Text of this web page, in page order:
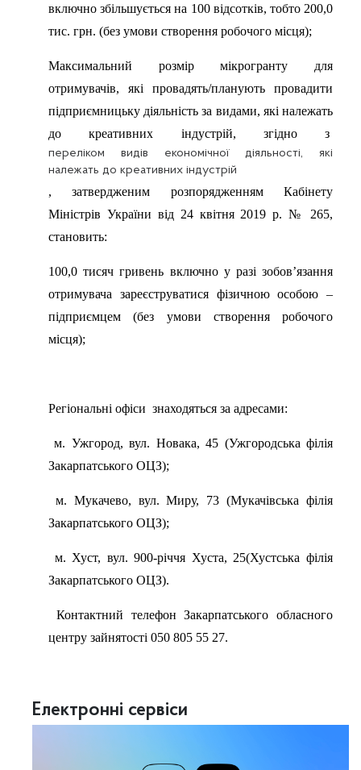
включно збільшується на 100 відсотків, тобто 200,0
тис. грн. (без умови створення робочого місця);
Максимальний розмір мікрогранту для
отримувачів, які провадять/планують провадити
підприємницьку діяльність за видами, які належать
до креативних індустрій, згідно з
переліком видів економічної діяльності, які
належать до креативних індустрій
, затвердженим розпорядженням Кабінету
Міністрів України від 24 квітня 2019 р. № 265,
становить:
100,0 тисяч гривень включно у разі зобов’язання
отримувача зареєструватися фізичною особою –
підприємцем (без умови створення робочого
місця);
Регіональні офіси знаходяться за адресами:
м. Ужгород, вул. Новака, 45 (Ужгородська філія
Закарпатського ОЦЗ);
м. Мукачево, вул. Миру, 73 (Мукачівська філія
Закарпатського ОЦЗ);
м. Хуст, вул. 900-річчя Хуста, 25(Хустська філія
Закарпатського ОЦЗ).
Контактний телефон Закарпатського обласного
центру зайнятості 050 805 55 27.
Електронні сервіси